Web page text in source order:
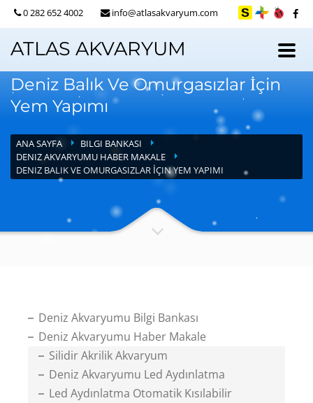
0 282 652 4002 info@atlasakvaryum.com
ATLAS AKVARYUM
Deniz Balık Ve Omurgasızlar İçin
Yem Yapımı
ANA SAYFA
BILGI BANKASI
DENIZ AKVARYUMU HABER MAKALE
DENIZ BALIK VE OMURGASIZLAR İÇIN YEM YAPIMI
Deniz Akvaryumu Bilgi Bankası
Deniz Akvaryumu Haber Makale
Silidir Akrilik Akvaryum
Deniz Akvaryumu Led Aydınlatma
Led Aydınlatma Otomatik Kısılabilir